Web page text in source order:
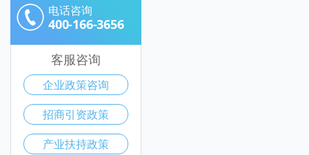
电话咨询
400-166-3656
客服咨询
企业政策咨询
招商引资政策
产业扶持政策